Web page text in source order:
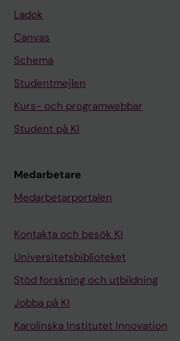
Ladok
Canvas
Schema
Studentmejlen
Kurs- och programwebbar
Student på KI
Medarbetare
Medarbetarportalen
Kontakta och besök KI
Universitetsbiblioteket
Stöd forskning och utbildning
Jobba på KI
Karolinska Institutet Innovation